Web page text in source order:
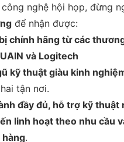
nghệ hội họp, đừng
để nhận được:
chính hãng từ các
và Logitech
kỹ thuật giàu kinh
tận nơi.
đầy đủ, hỗ trợ kỹ thuật
linh hoạt theo nhu cầu
hàng.